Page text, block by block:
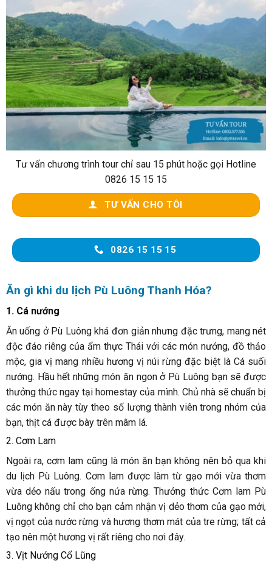
Tư vấn chương trình tour chỉ sau 15 phút hoặc gọi Hotline
0826 15 15 15
TƯ VẤN CHO TÔI
0826 15 15 15
Ăn gì khi du lịch Pù Luông Thanh Hóa?
1. Cá nướng
Ăn uống ở Pù Luông khá đơn giản nhưng đặc trưng, ​​mang nét
độc đáo riêng của ẩm thực Thái với các món nướng, đồ thảo
mộc, gia vị mang nhiều hương vị núi rừng đặc biệt là Cá suối
nướng. Hầu hết những món ăn ngon ở Pù Luông bạn sẽ được
thưởng thức ngay tại homestay của mình. Chủ nhà sẽ chuẩn bị
các món ăn này tùy theo số lượng thành viên trong nhóm của
bạn, thịt cá được bày trên mâm lá.
2. Cơm Lam
Ngoài ra, cơm lam cũng là món ăn bạn không nên bỏ qua khi
du lịch Pù Luông. Cơm lam được làm từ gạo mới vừa thơm
vừa dẻo nấu trong ống nứa rừng. Thưởng thức Cơm lam Pù
Luông không chỉ cho bạn cảm nhận vị dẻo thơm của gạo mới,
vị ngọt của nước rừng và hương thơm mát của tre rừng; tất cả
tạo nên một hương vị rất riêng cho nơi đây.
3. Vịt Nướng Cổ Lũng